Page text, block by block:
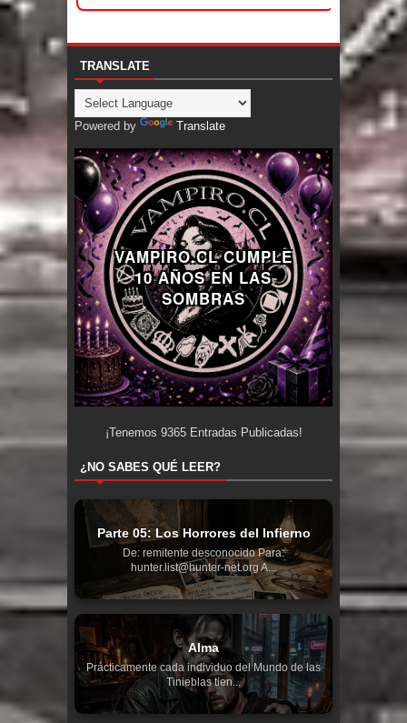
TRANSLATE
Powered by Translate
VAMPIRO.CL CUMPLE
10 AÑOS EN LAS
SOMBRAS
¡Tenemos 9365Entradas Publicadas!
¿NO SABES QUÉ LEER?
Parte 05: Los Horrores del Infierno
De: remitente desconocido Para:
hunter.list@hunter-net.org A...
Alma
Prácticamente cada individuo del Mundo de las
Tinieblas tien...